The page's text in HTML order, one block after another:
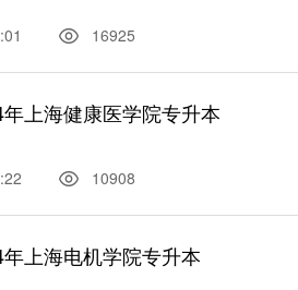
16925
年上海健康医学院专升本
10908
年上海电机学院专升本